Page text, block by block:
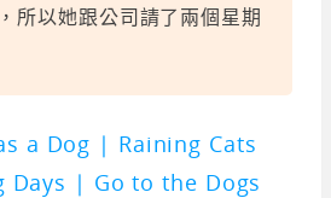
所以她跟公司請了兩個星期
a Dog | Raining Cats
Days | Go to the Dogs